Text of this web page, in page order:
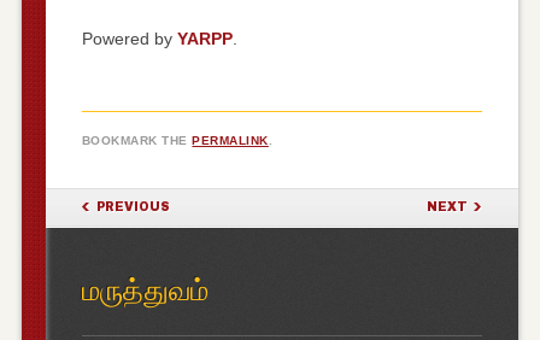
Powered by YARPP.
BOOKMARK THEPERMALINK
POST NAVIGATION
PREVIOUS NEXT
மருத்துவம்